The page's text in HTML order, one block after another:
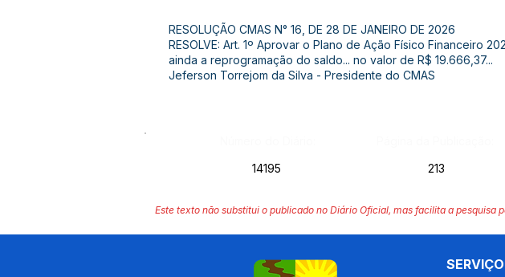
RESOLUÇÃO CMAS N° 16, DE 28 DE JANEIRO DE 2026
RESOLVE: Art. 1º Aprovar o Plano de Ação Físico Financeiro
ainda a reprogramação do saldo... no valor de R$ 19.666,37...
Jeferson Torrejom da Silva - Presidente do CMAS
14195
213
Este texto não substitui o publicado no Diário Oficial, mas facilita a pesquisa